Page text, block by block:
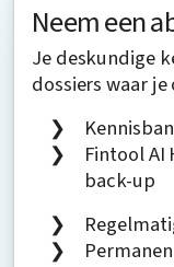
Neem een
Je deskundige
dossiers waar
Fintool AI
back-up